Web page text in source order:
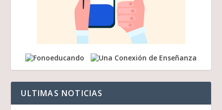
ULTIMAS NOTICIAS